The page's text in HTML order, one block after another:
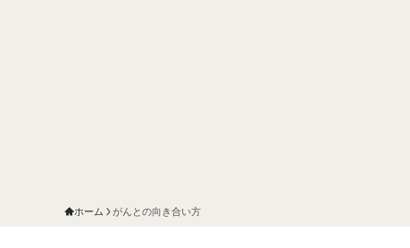
ホーム がんとの向き合い方